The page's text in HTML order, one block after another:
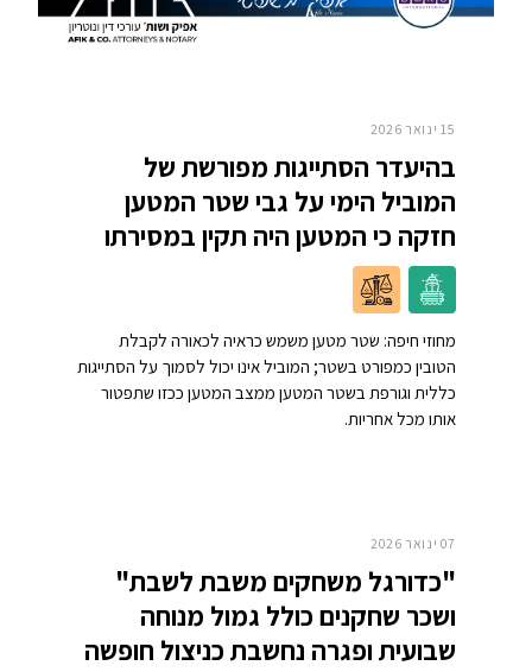
15 ינואר 2026
בהיעדר הסתייגות מפורשת של
המוביל הימי על גבי שטר המטען
חזקה כי המטען היה תקין במסירתו
מחוזי חיפה: שטר מטען משמש כראיה לכאורה לקבלת
הטובין כמפורט בשטר; המוביל אינו יכול לסמוך על הסתייגות
כללית וגורפת בשטר המטען ממצב המטען ככזו שתפטור
אותו מכל אחריות.
07 ינואר 2026
"כדורגל משחקים משבת לשבת"
ושכר שחקנים כולל גמול מנוחה
שבועית ופגרה נחשבת כניצול חופשה